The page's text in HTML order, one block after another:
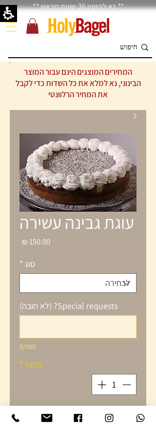
** נא להזמין 36 שעות מראש **
המחירים המוצגים הינם עבור המוצר
הבינוני, נא למלא את כל השדות כדי לקבל
את המחיר הרלוונטי
עוגת גבינה עשירה
סוג *
Special requests? (לא חובה)
0/500
כמות *
הוספה לסל